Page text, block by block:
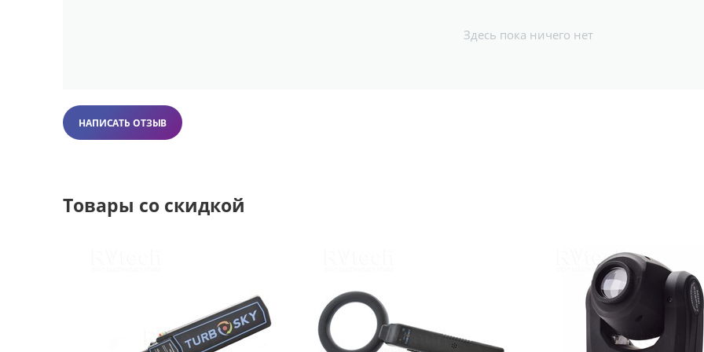
Здесь пока ничего нет
НАПИСАТЬ ОТЗЫВ
Товары со скидкой